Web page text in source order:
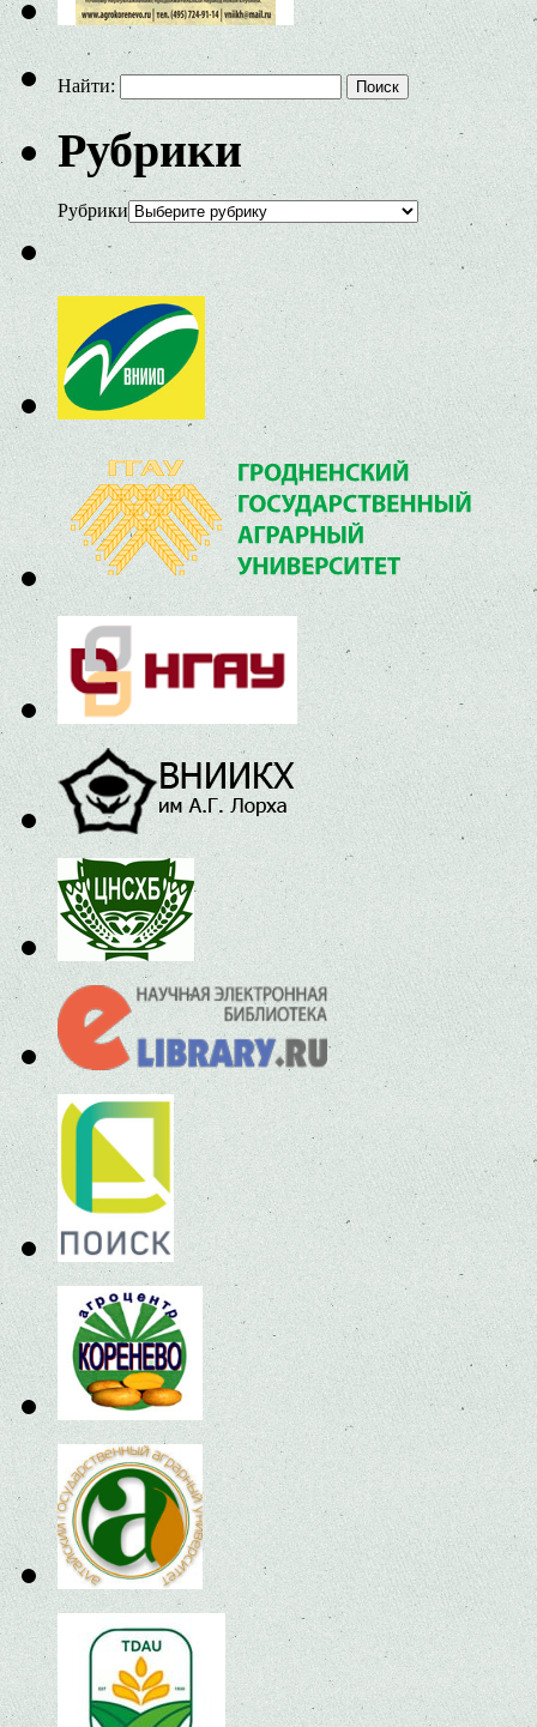
Найти:
Рубрики
Рубрики